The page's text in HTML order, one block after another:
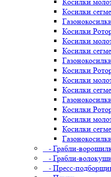
Косилки
Косилки
Косилки
Косилки
Косилки
Косилки
Косилки
Косилки
Косилки
Косилки
- Грабли-
- Грабли-
- Пресс-